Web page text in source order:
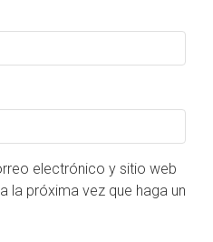
electrónico y sitio web
la próxima vez que haga un